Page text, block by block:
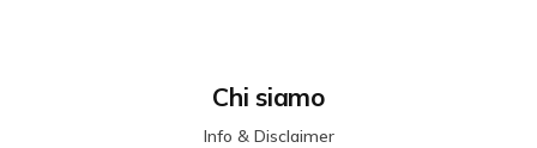
Chi siamo
Info & Disclaimer